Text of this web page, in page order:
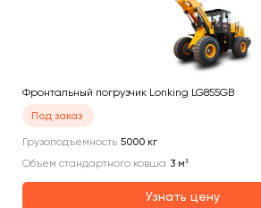
Фронтальный погрузчик Lonking LG855GB
Под заказ
Грузоподъемность 5000 кг
Объем стандартного ковша 3 м³
Узнать цену